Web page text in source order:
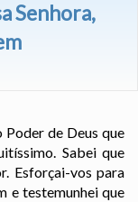
Senhora,
de Deus que
Sabei que
Esforçai-vos para
e testemunhei que